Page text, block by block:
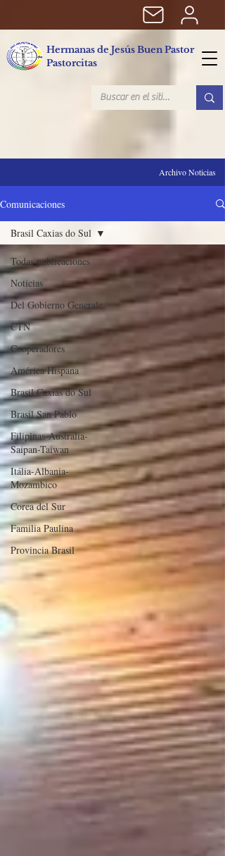
Hermanas de Jesús Buen Pastor
Pastorcitas
Archivo Noticias
Comunicaciones
Todas publicaciones
Noticias
Del Gobierno Generale
CTN
Cooperadores
América Hispana
Brasil Caxias do Sul
Brasil San Pablo
Filipinas-Australia-
Saipan-Taiwan
Itália-Albania-
Mozambico
Corea del Sur
Familia Paulina
Provincia Brasil
Brasil Caxias do Sul